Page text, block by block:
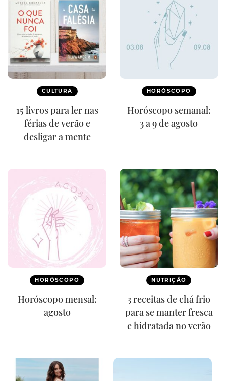
CULTURA
15 livros para ler nas
férias de verão e
desligar a mente
HORÓSCOPO
Horóscopo semanal:
3 a 9 de agosto
HORÓSCOPO
Horóscopo mensal:
agosto
NUTRIÇÃO
3 receitas de chá frio
para se manter fresca
e hidratada no verão